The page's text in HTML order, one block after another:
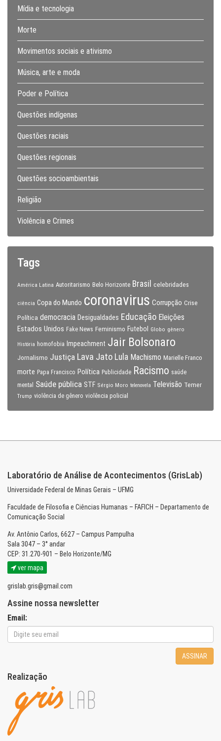
Mídia e tecnologia
Morte
Movimentos sociais e ativismo
Música, arte e moda
Poder e Política
Questões indígenas
Questões raciais
Questões regionais
Questões socioambientais
Religião
Violência e Crimes
Tags
América Latina Autoritarismo Belo Horizonte Brasil celebridades
ciência Copa do Mundo coronavirus Corrupção Crise
Política democracia Desigualdades Educação Eleições
Estados Unidos Fake News Feminismo Futebol Globo gênero
História homofobia Impeachment Jair Bolsonaro
Jornalismo Justiça Lava Jato Lula Machismo Marielle Franco
morte Papa Francisco Política Publicidade Racismo saúde
mental
Saúde pública STF Sérgio Moro telenovela Televisão Temer
Trump violência de gênero violência policial
Laboratório de Análise de Acontecimentos (GrisLab)
Universidade Federal de Minas Gerais – UFMG
Faculdade de Filosofia e Ciências Humanas – FAFICH – Departamento de
Comunicação Social
Av. Antônio Carlos, 6627 – Campus Pampulha
Sala 3047 – 3° andar
CEP: 31.270-901 – Belo Horizonte/MG
ver mapa
grislab.gris@gmail.com
Assine nossa newsletter
Email:
ASSINAR
Realização